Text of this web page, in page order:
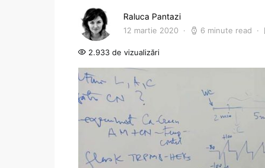
Raluca Pantazi
12 martie 2020 6 minute read
2.933 de vizualizări